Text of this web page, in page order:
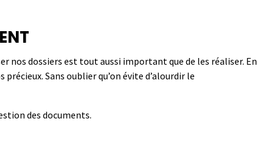
nos dossiers est tout aussi important que de les réaliser. En
Sans oublier qu’on évite d’alourdir le
des documents.